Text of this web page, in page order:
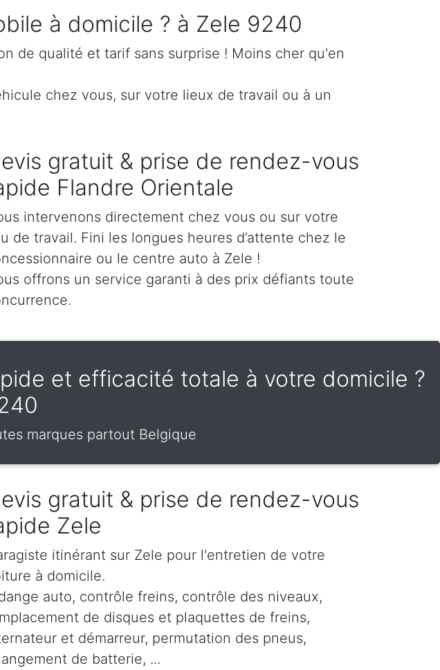
à domicile ? à Zele 9240
de qualité et tarif sans surprise ! Moins cher qu'en
chez vous, sur votre lieux de travail ou à un
gratuit & prise de rendez-vous
Flandre Orientale
intervenons directement chez vous ou sur votre
de travail. Fini les longues heures d’attente chez le
ou le centre auto à Zele !
offrons un service garanti à des prix défiants toute
et efficacité totale à votre domicile ?
marques partout Belgique
gratuit & prise de rendez-vous
Zele
itinérant sur Zele pour l'entretien de votre
à domicile.
auto, contrôle freins, contrôle des niveaux,
de disques et plaquettes de freins,
et démarreur, permutation des pneus,
de batterie, ...